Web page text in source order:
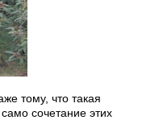
тому, что такая
сочетание этих